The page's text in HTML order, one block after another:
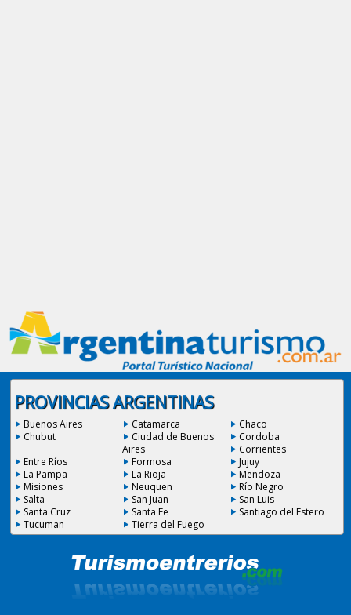
PROVINCIAS ARGENTINAS
Buenos Aires Catamarca
Chaco
Chubut
Ciudad de Buenos
Aires
Cordoba
Corrientes
Entre Ríos
Formosa
Jujuy
La Pampa
La Rioja
Mendoza
Misiones
Neuquen
Río Negro
Salta
San Juan
San Luis
Santa Cruz
Santa Fe
Santiago del Estero
Tucuman
Tierra del Fuego